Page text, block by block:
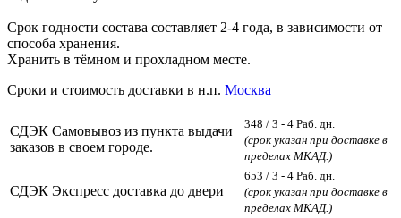
Срок годности состава составляет 2-4 года, в зависимости от
способа хранения.
Хранить в тёмном и прохладном месте.
Сроки и стоимость доставки в н.п. Москва
СДЭК Самовывоз из пункта выдачи
заказов в своем городе.
348 / 3 - 4 Раб. дн.
(срок указан при доставке в
пределах МКАД.)
СДЭК Экспресс доставка до двери
653 / 3 - 4 Раб. дн.
(срок указан при доставке в
пределах МКАД.)